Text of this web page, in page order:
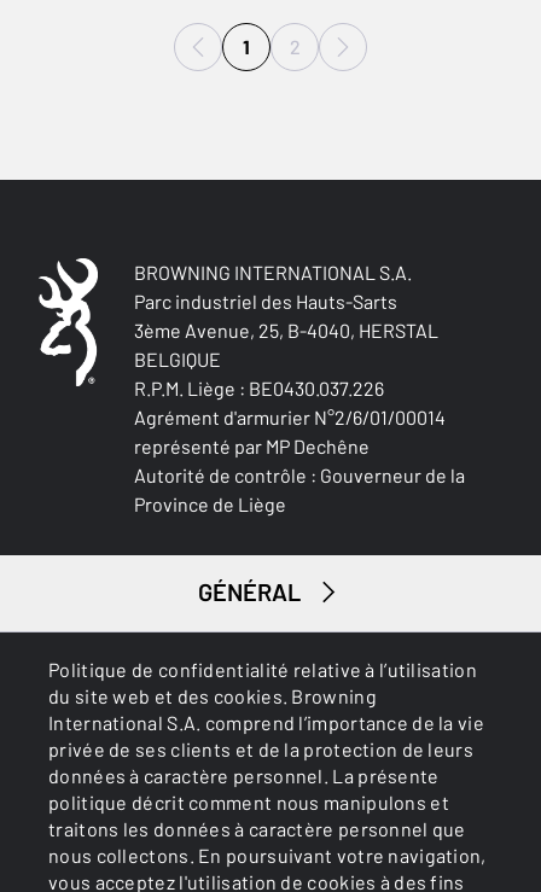
Politique de confidentialité relative à l’utilisation
du site web et des cookies. Browning
International S.A. comprend l’importance de la vie
privée de ses clients et de la protection de leurs
données à caractère personnel. La présente
politique décrit comment nous manipulons et
traitons les données à caractère personnel que
nous collectons. En poursuivant votre navigation,
vous acceptez l'utilisation de cookies à des fins
1 2
BROWNING INTERNATIONAL S.A.
Parc industriel des Hauts-Sarts
3ème Avenue, 25, B-4040, HERSTAL
BELGIQUE
R.P.M. Liège : BE0430.037.226
Agrément d'armurier N°2/6/01/00014
représenté par MP Dechêne
Autorité de contrôle : Gouverneur de la
Province de Liège
GÉNÉRAL
SERVICES
Cookies Politique de confidentialité